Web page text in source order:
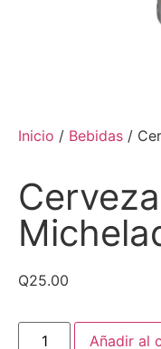
Inicio / Bebidas /
Q25.00
Añadir al